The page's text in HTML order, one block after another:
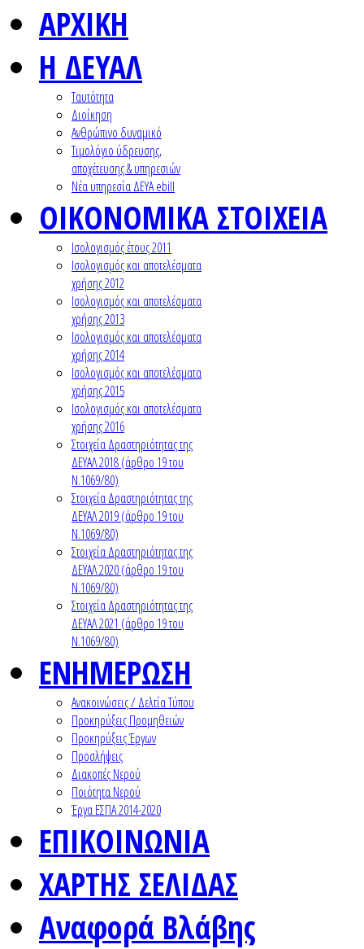
ΑΡΧΙΚΗ
Η ΔΕΥΑΛ
Ταυτότητα
Διοίκηση
Ανθρώπινο δυναμικό
Τιμολόγιο ύδρευσης,
αποχέτευσης & υπηρεσιών
Nέα υπηρεσία ΔΕΥΑ ebill
ΟΙΚΟΝΟΜΙΚΑ ΣΤΟΙΧΕΙΑ
Ισολογισμός έτους 2011
Ισολογισμός και αποτελέσματα
χρήσης 2012
Ισολογισμός και αποτελέσματα
χρήσης 2013
Ισολογισμός και αποτελέσματα
χρήσης 2014
Ισολογισμός και αποτελέσματα
χρήσης 2015
Ισολογισμός και αποτελέσματα
χρήσης 2016
Στοιχεία Δραστηριότητας της
ΔΕΥΑΛ 2018 (άρθρο 19 του
Ν.1069/80)
Στοιχεία Δραστηριότητας της
ΔΕΥΑΛ 2019 (άρθρο 19 του
Ν.1069/80)
Στοιχεία Δραστηριότητας της
ΔΕΥΑΛ 2020 (άρθρο 19 του
Ν.1069/80)
Στοιχεία Δραστηριότητας της
ΔΕΥΑΛ 2021 (άρθρο 19 του
Ν.1069/80)
ΕΝΗΜΕΡΩΣΗ
Ανακοινώσεις / Δελτία Τύπου
Προκηρύξεις Προμηθειών
Προκηρύξεις Έργων
Προσλήψεις
Διακοπές Νερού
Ποιότητα Νερού
Έργα ΕΣΠΑ 2014-2020
ΕΠΙΚΟΙΝΩΝΙΑ
ΧΑΡΤΗΣ ΣΕΛΙΔΑΣ
Αναφορά Βλάβης